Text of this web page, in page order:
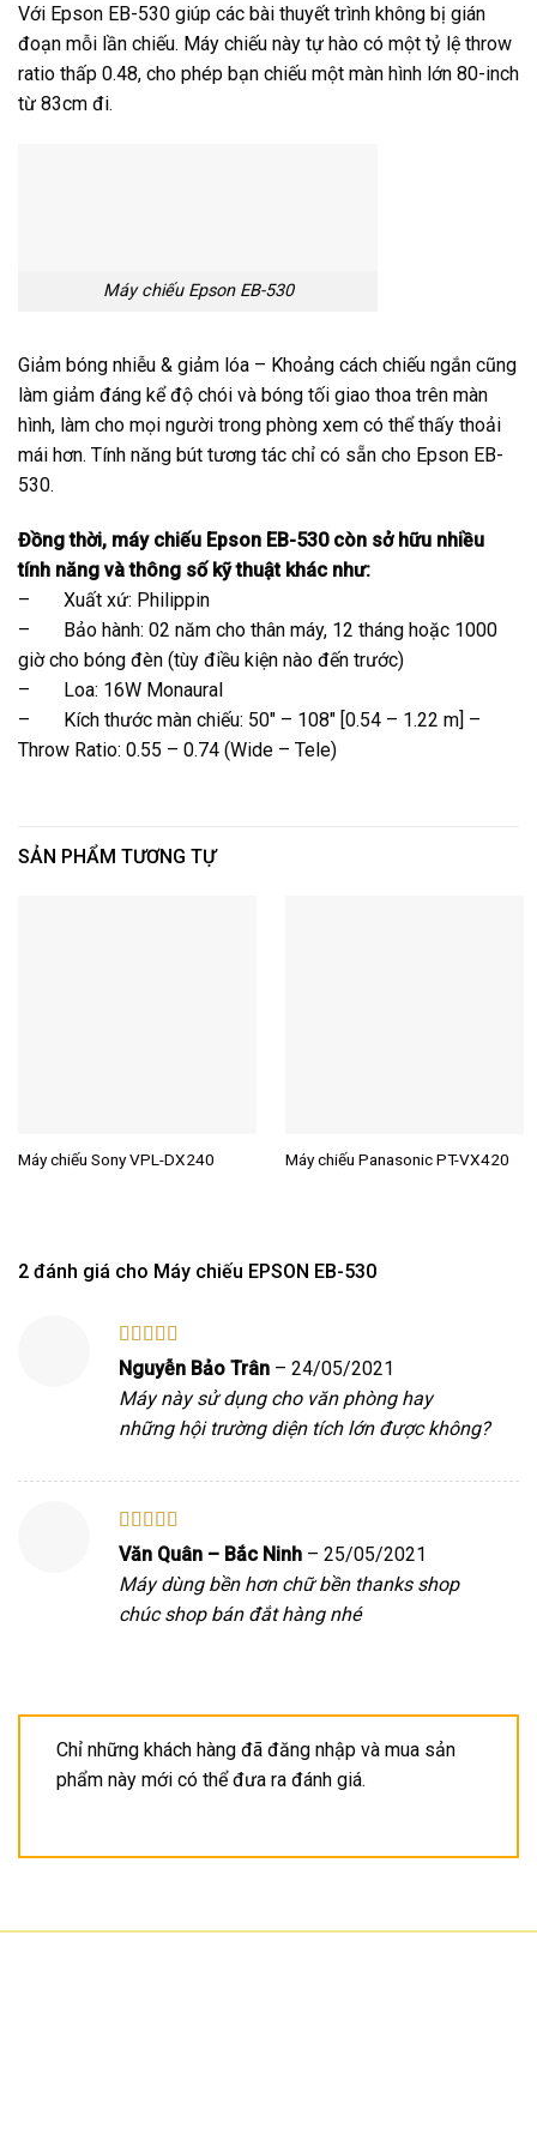
Với Epson EB-530 giúp các bài thuyết trình không bị gián
đoạn mỗi lần chiếu. Máy chiếu này tự hào có một tỷ lệ throw
ratio thấp 0.48, cho phép bạn chiếu một màn hình lớn 80-inch
từ 83cm đi.
Máy chiếu Epson EB-530
Giảm bóng nhiễu & giảm lóa – Khoảng cách chiếu ngắn cũng
làm giảm đáng kể độ chói và bóng tối giao thoa trên màn
hình, làm cho mọi người trong phòng xem có thể thấy thoải
mái hơn. Tính năng bút tương tác chỉ có sẵn cho Epson EB-
530.
Đồng thời, máy chiếu Epson EB-530 còn sở hữu nhiều
tính năng và thông số kỹ thuật khác như:
– Xuất xứ: Philippin
– Bảo hành: 02 năm cho thân máy, 12 tháng hoặc 1000
giờ cho bóng đèn (tùy điều kiện nào đến trước)
– Loa: 16W Monaural
– Kích thước màn chiếu: 50″ – 108″ [0.54 – 1.22 m] –
Throw Ratio: 0.55 – 0.74 (Wide – Tele)
SẢN PHẨM TƯƠNG TỰ
Máy chiếu Sony VPL-DX240 Máy chiếu Panasonic PT-VX420
2 đánh giá cho Máy chiếu EPSON EB-530
Được xếp
hạng55 sao
Nguyễn Bảo Trân – 24/05/2021
Máy này sử dụng cho văn phòng hay
những hội trường diện tích lớn được không?
Được xếp
hạng 55 sao
Văn Quân – Bắc Ninh – 25/05/2021
Máy dùng bền hơn chữ bền thanks shop
chúc shop bán đắt hàng nhé
Chỉ những khách hàng đã đăng nhập và mua sản
phẩm này mới có thể đưa ra đánh giá.